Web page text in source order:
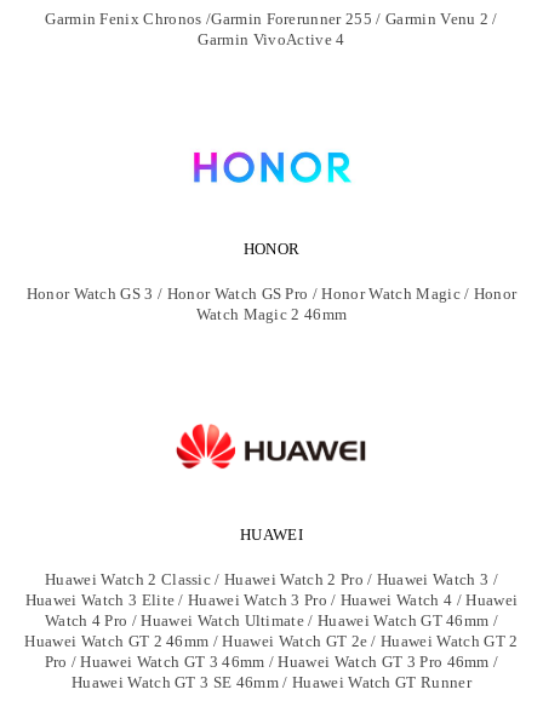
Garmin Fenix Chronos /Garmin Forerunner 255 / Garmin Venu 2 /
Garmin VivoActive 4
HONOR
Honor Watch GS 3 / Honor Watch GS Pro / Honor Watch Magic / Honor
Watch Magic 2 46mm
HUAWEI
Huawei Watch 2 Classic / Huawei Watch 2 Pro / Huawei Watch 3 /
Huawei Watch 3 Elite / Huawei Watch 3 Pro / Huawei Watch 4 / Huawei
Watch 4 Pro / Huawei Watch Ultimate / Huawei Watch GT 46mm /
Huawei Watch GT 2 46mm / Huawei Watch GT 2e / Huawei Watch GT 2
Pro / Huawei Watch GT 3 46mm / Huawei Watch GT 3 Pro 46mm /
Huawei Watch GT 3 SE 46mm / Huawei Watch GT Runner